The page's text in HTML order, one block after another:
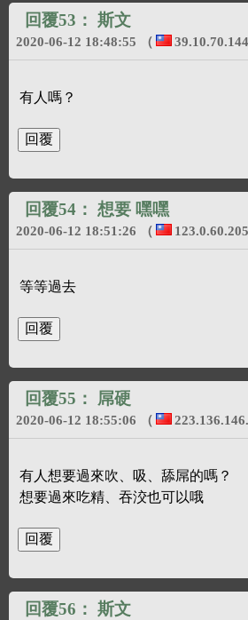
回覆53： 斯文
2020-06-12 18:48:55 （ 39.10.70.144
有人嗎？
回覆54： 想要 嘿嘿
2020-06-12 18:51:26 （ 123.0.60.205
等等過去
回覆55： 屌硬
2020-06-12 18:55:06 （
有人想要過來吹、吸、舔屌的嗎？
想要過來吃精、吞洨也可以哦
回覆56： 斯文